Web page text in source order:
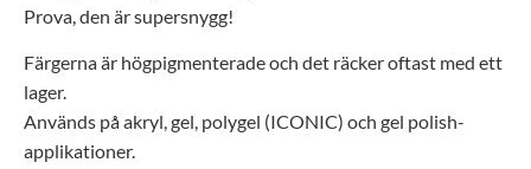
Prova, den är supersnygg!
Färgerna är högpigmenterade och det räcker oftast med ett
lager.
Används på akryl, gel, polygel (ICONIC) och gel polish-
applikationer.